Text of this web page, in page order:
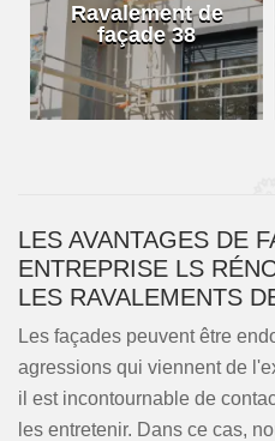
Ravalement de
façade 38
LES AVANTAGES DE
ENTREPRISE LS
LES RAVALEMENTS
Les façades peuvent être
agressions qui viennent de
il est incontournable de
les entretenir. Dans ce cas,